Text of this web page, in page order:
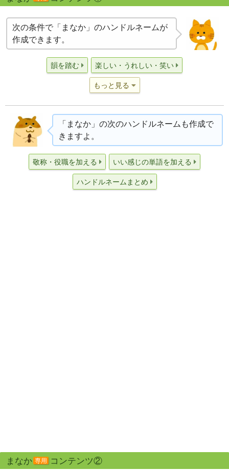
次の条件で「まなか」のハンドルネームが
作成できます。
韻を踏む 楽しい・うれしい・笑い
もっと見る
「まなか」の次のハンドルネームも作成で
きますよ。
敬称・役職を加える いい感じの単語を加える
ハンドルネームまとめ
まなか 専用 コンテンツ②